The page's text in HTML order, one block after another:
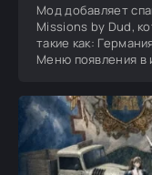
Мод добавляет
Missions by Dud,
такие как:
Меню появления в